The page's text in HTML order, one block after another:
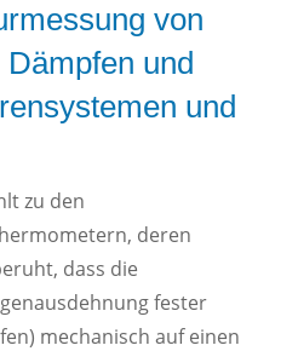
von
und
und
zu den
deren
dass die
fester
mechanisch auf einen